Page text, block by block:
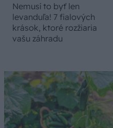
Nemusí to byť len
levanduľa! 7 fialových
krások, ktoré rozžiaria
vašu záhradu